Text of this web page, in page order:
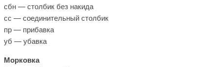
сбн — столбик без накида
сс — соединительный столбик
пр — прибавка
уб — убавка
Морковка